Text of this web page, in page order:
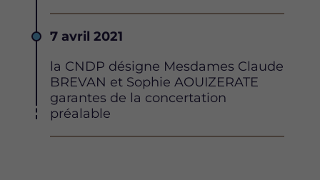
Date
7 avril 2021
Description
la CNDP désigne Mesdames Claude
BREVAN et Sophie AOUIZERATE
garantes de la concertation
préalable